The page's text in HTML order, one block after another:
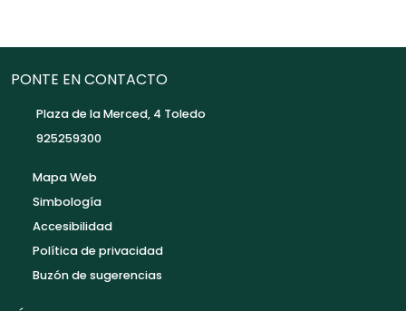
PONTE EN CONTACTO
Plaza de la Merced, 4 Toledo
925259300
Mapa Web
Simbología
Accesibilidad
Política de privacidad
Buzón de sugerencias